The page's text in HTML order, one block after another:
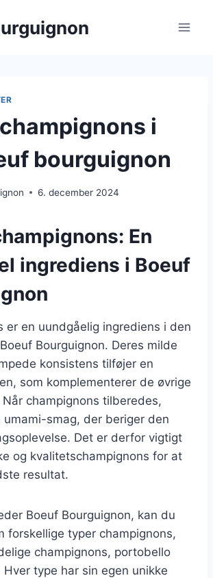
i
bourguignon
6. december 2024
En
ingrediens i Boeuf
er en uundgåelig ingrediens i den
Bourguignon. Deres milde
konsistens tilføjer en
som komplementerer de øvrige
champignons tilberedes,
umami-smag, der beriger den
Det er derfor vigtigt
og kvalitetschampignons for at
resultat.
Boeuf Bourguignon, kan du
forskellige typer champignons,
champignons, portobello
Hver type har sin egen unikke